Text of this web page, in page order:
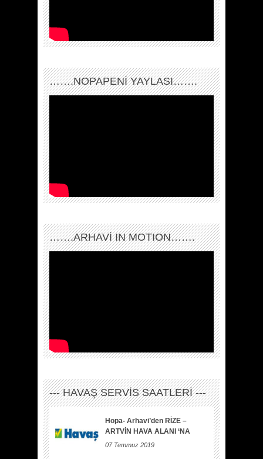
…….NOPAPENİ YAYLASI…….
…….ARHAVI IN MOTION…….
--- HAVAŞ SERVİS SAATLERİ ---
Hopa- Arhavi’den RİZE –
ARTVİN HAVA ALANI ‘NA
07 Temmuz 2019